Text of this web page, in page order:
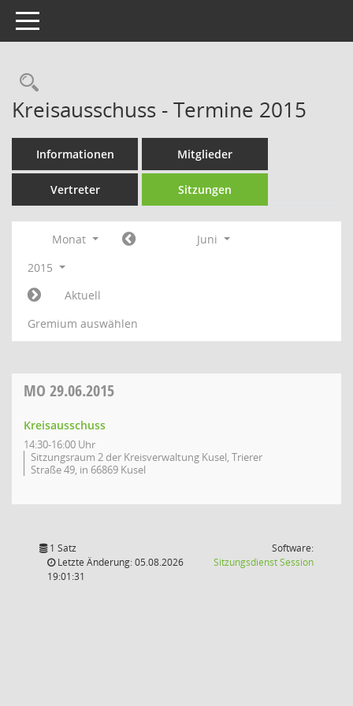
Toggle navigation
Rechercheauswahl
Kreisausschuss - Termine 2015
Informationen Mitglieder
Vertreter Sitzungen
Monat
Juni
2015
Aktuell
Gremium auswählen
MO 29.06.2015
Kreisausschuss
14:30-16:00 Uhr
Sitzungsraum 2 der Kreisverwaltung Kusel, Trierer
Straße 49, in 66869 Kusel
1 Satz
Letzte Änderung: 05.08.2026
19:01:31
Software:
SitzungsdienstSession(Wird in